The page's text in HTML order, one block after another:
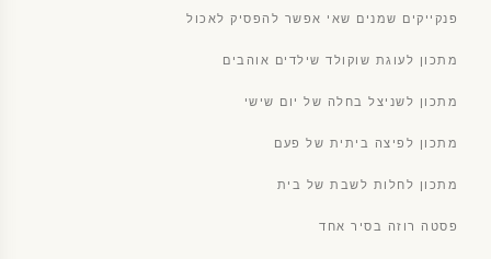
פנקייקים שמנים שאי אפשר להפסיק לאכול
מתכון לעוגת שוקולד שילדים אוהבים
מתכון לשניצל בחלה של יום שישי
מתכון לפיצה ביתית של פעם
מתכון לחלות לשבת של בית
פסטה רוזה בסיר אחד